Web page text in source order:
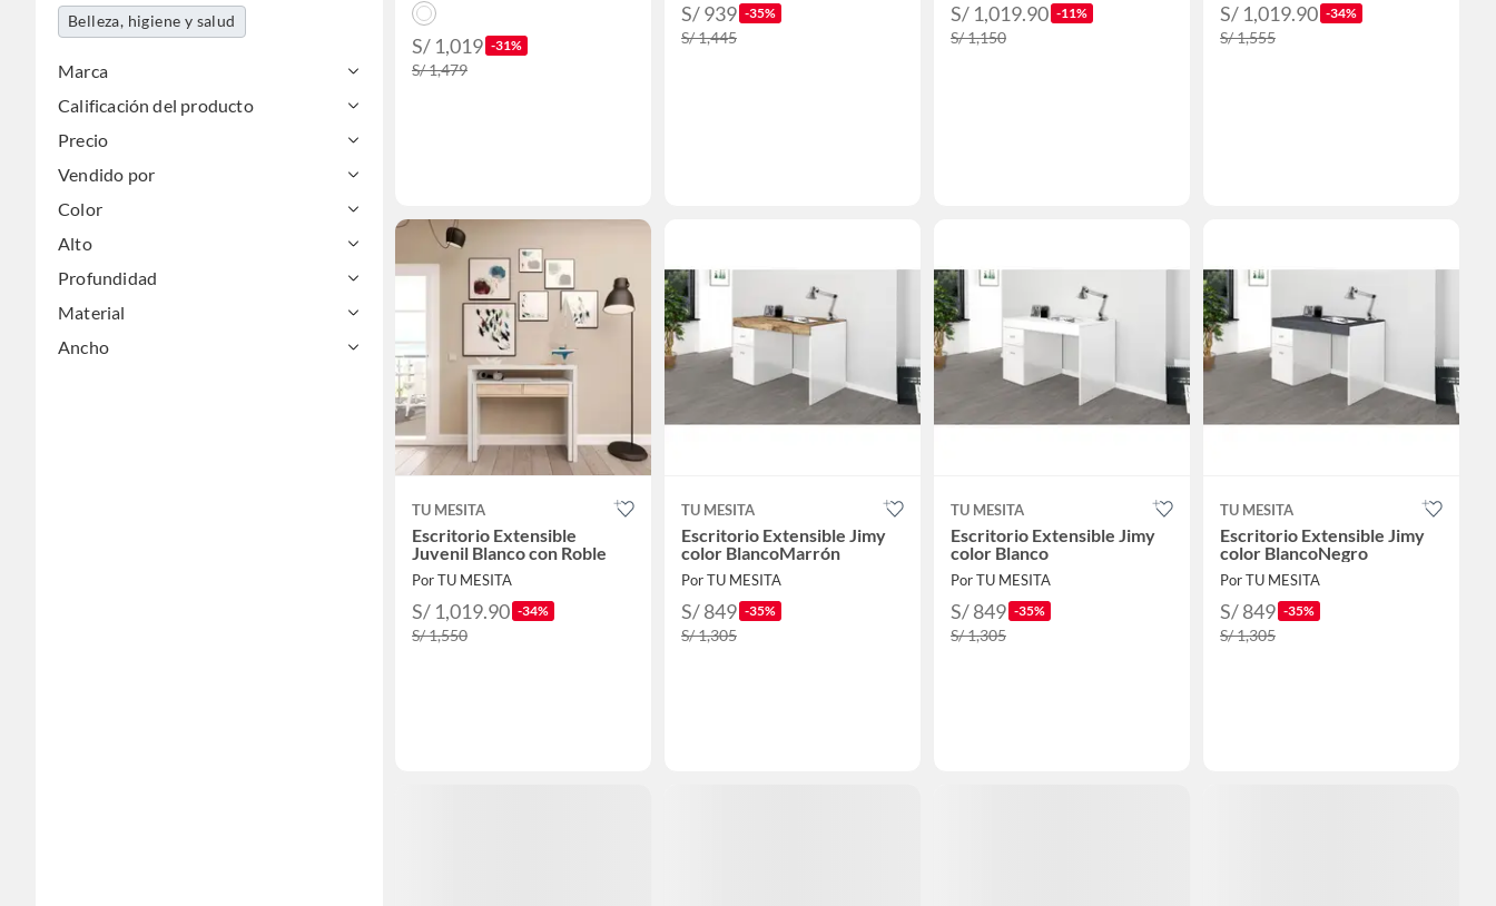
Belleza, higiene y salud
Marca
Calificación del producto
Precio
Vendido por
Color
Alto
Profundidad
Material
Ancho
S/ 1,019 -31%
S/ 1,479
S/ 939 -35%
S/ 1,445
S/ 1,019.90 -11%
S/ 1,150
S/ 1,019.90 -34%
S/ 1,555
TU MESITA
Escritorio Extensible
Juvenil Blanco con Roble
Por TU MESITA
S/ 1,019.90 -34%
S/ 1,550
TU MESITA
Escritorio Extensible Jimy
color BlancoMarrón
Por TU MESITA
S/ 849 -35%
S/ 1,305
TU MESITA
Escritorio Extensible Jimy
color Blanco
Por TU MESITA
S/ 849 -35%
S/ 1,305
TU MESITA
Escritorio Extensible Jimy
color BlancoNegro
Por TU MESITA
S/ 849 -35%
S/ 1,305